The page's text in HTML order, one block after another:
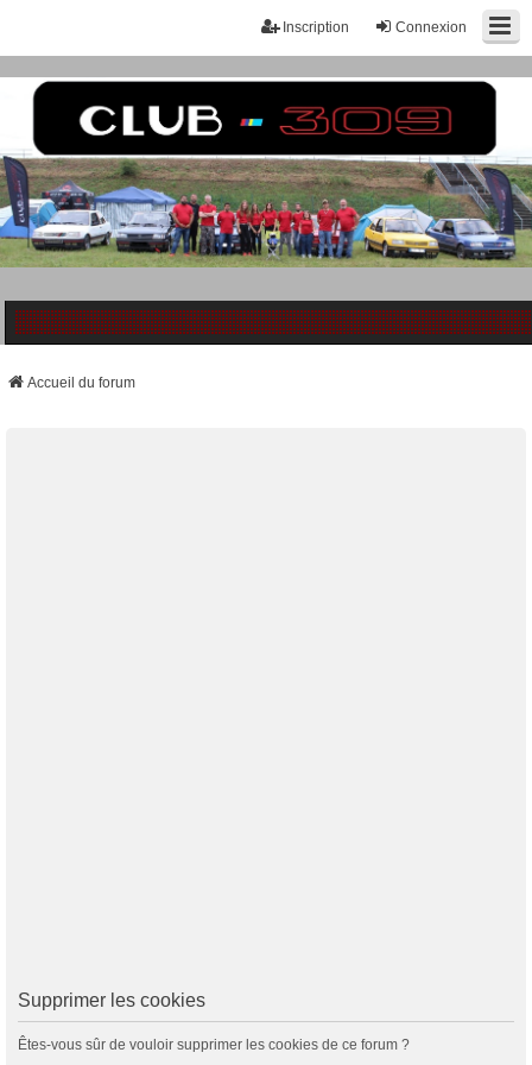
Connexion
Inscription
Accueil du forum
Supprimer les cookies
Êtes-vous sûr de vouloir supprimer les cookies de ce forum ?